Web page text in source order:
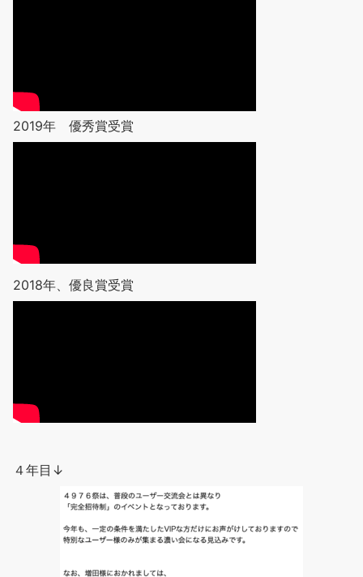
2019年 優秀賞受賞
2018年、優良賞受賞
４年目↓